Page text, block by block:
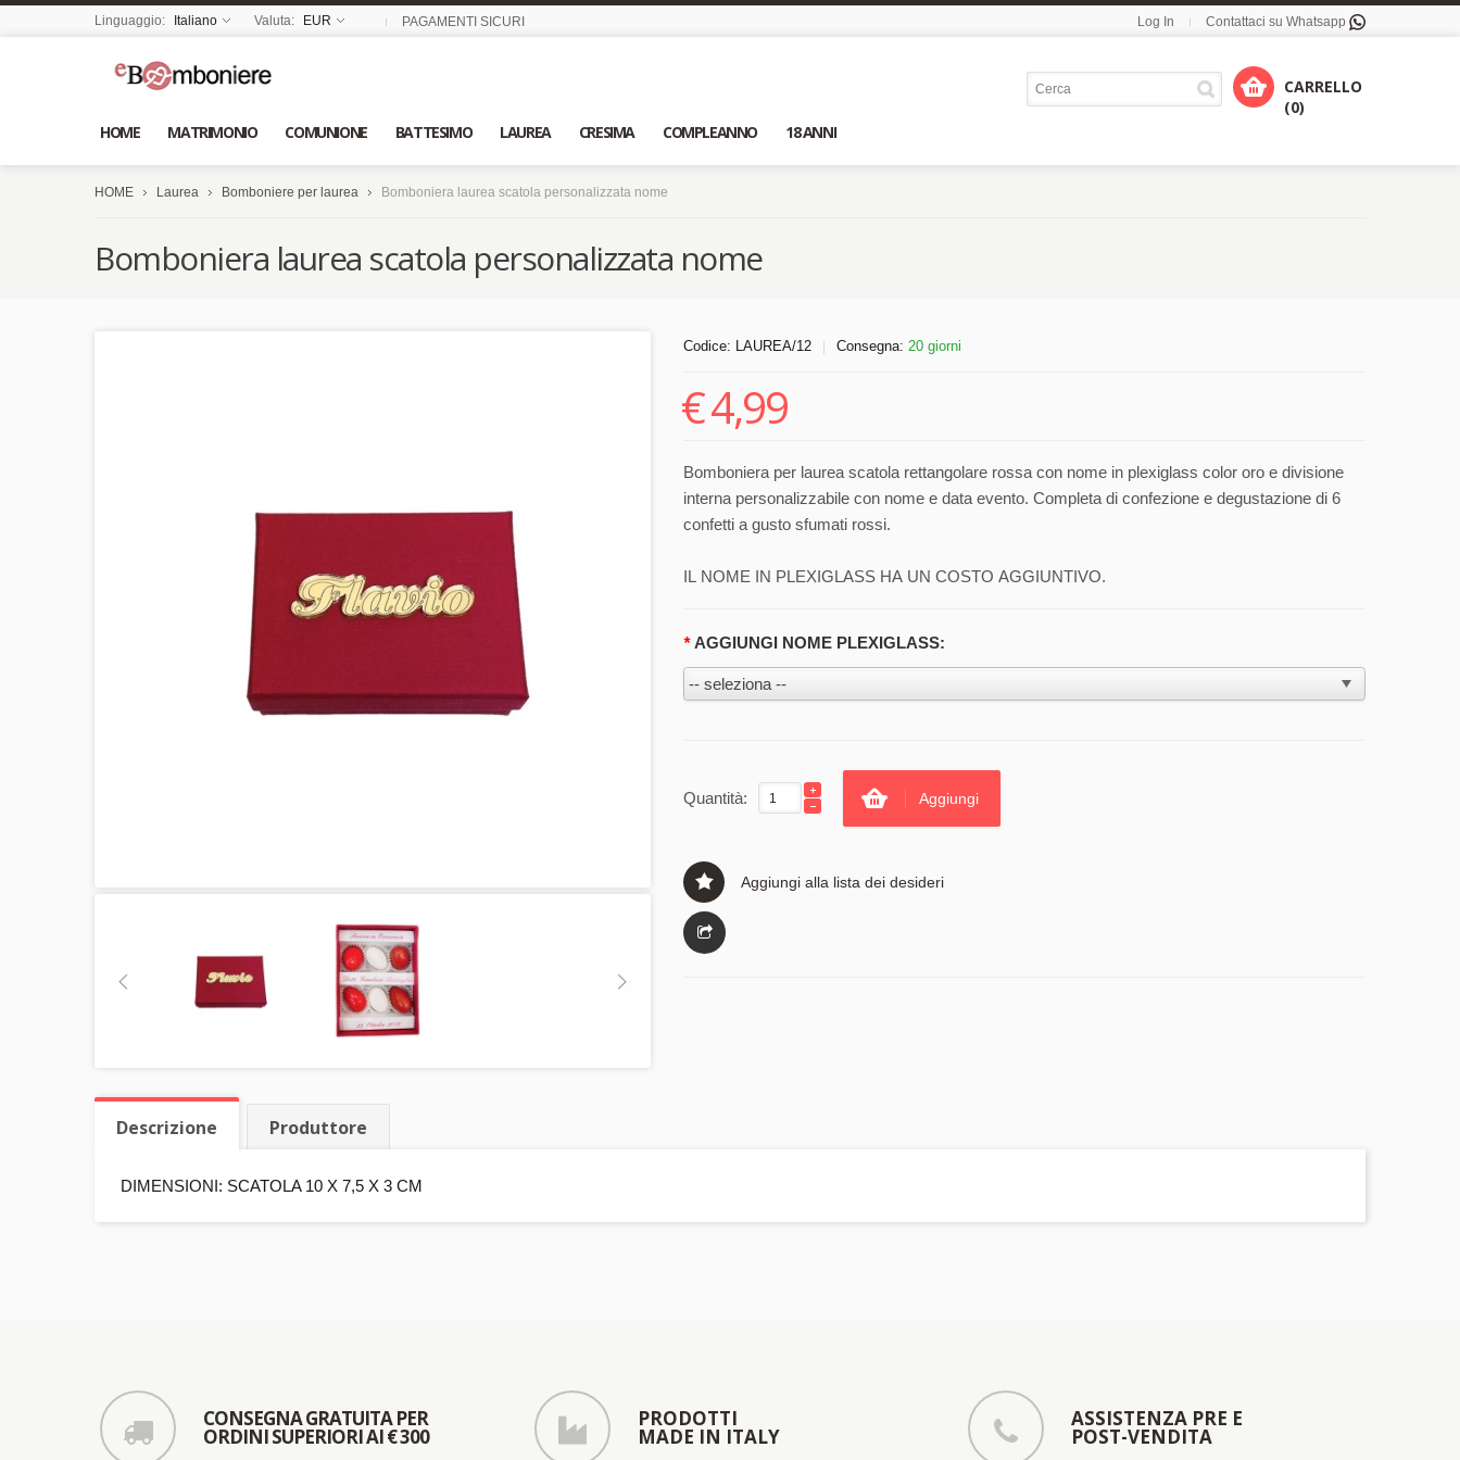
Linguaggio: Italiano Valuta: EUR PAGAMENTI SICURI Log In Contattaci su Whatsapp
HOME MATRIMONIO COMUNIONE BATTESIMO LAUREA CRESIMA COMPLEANNO 18 ANNI
CARRELLO
(0)
HOME Laurea Bomboniere per laurea Bomboniera laurea scatola personalizzata nome
Bomboniera laurea scatola personalizzata nome
Codice: LAUREA/12 Consegna: 20 giorni
€4,99
Bomboniera per laurea scatola rettangolare rossa con nome in plexiglass color oro e divisione
interna personalizzabile con nome e data evento. Completa di confezione e degustazione di 6
confetti a gusto sfumati rossi.
IL NOME IN PLEXIGLASS HA UN COSTO AGGIUNTIVO.
*AGGIUNGI NOME PLEXIGLASS:
Quantità: Aggiungi
Aggiungi alla lista dei desideri
Descrizione Produttore
DIMENSIONI: SCATOLA 10 X 7,5 X 3 CM
CONSEGNA GRATUITA PER
ORDINI SUPERIORI AI € 300
PRODOTTI
MADE IN ITALY
ASSISTENZA PRE E
POST-VENDITA